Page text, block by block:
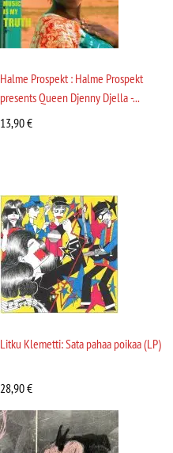
Halme Prospekt : Halme Prospekt
presents Queen Djenny Djella -...
13,90€
Litku Klemetti: Sata pahaa poikaa (LP)
28,90€